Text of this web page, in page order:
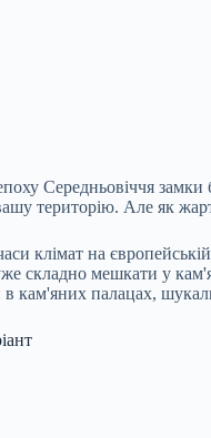
Середньовіччя
територію. Але як
клімат на
складно мешкати у
кам'яних палацах,